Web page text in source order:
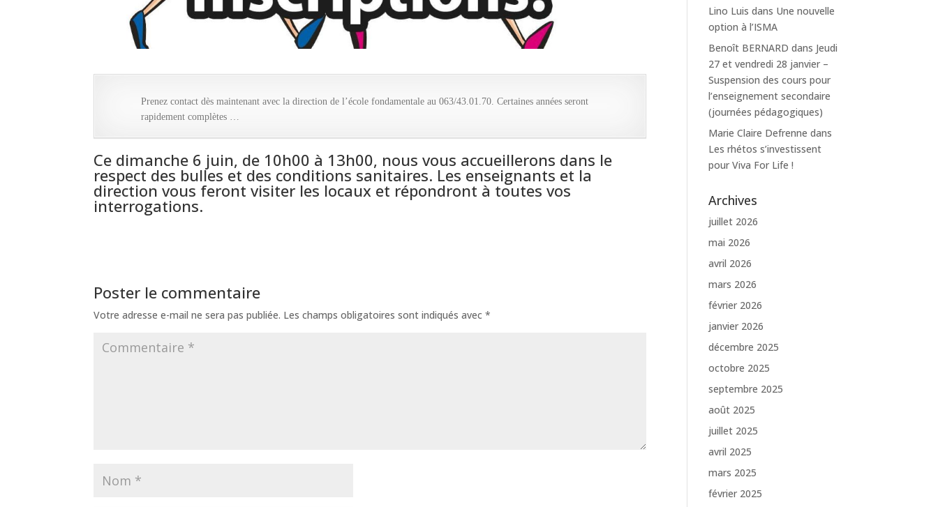
Prenez contact dès maintenant avec la direction de l’école fondamentale au 063/43.01.70. Certaines années seront
rapidement complètes …
Ce dimanche 6 juin, de 10h00 à 13h00, nous vous accueillerons dans le
respect des bulles et des conditions sanitaires. Les enseignants et la
direction vous feront visiter les locaux et répondront à toutes vos
interrogations.
Poster le commentaire
Votre adresse e-mail ne sera pas publiée. Les champs obligatoires sont indiqués avec*
Lino Luis dans Une nouvelle
option à l’ISMA
Benoît BERNARD dans Jeudi
27 et vendredi 28 janvier –
Suspension des cours pour
l’enseignement secondaire
(journées pédagogiques)
Marie Claire Defrenne dans
Les rhétos s’investissent
pour Viva For Life !
Archives
juillet 2026
mai 2026
avril 2026
mars 2026
février 2026
janvier 2026
décembre 2025
octobre 2025
septembre 2025
août 2025
juillet 2025
avril 2025
mars 2025
février 2025